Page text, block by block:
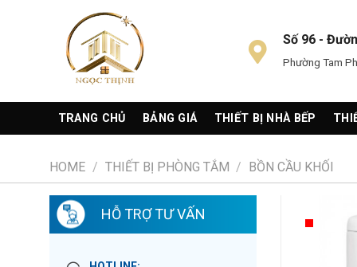
Số 96 -
Phường Tam
TRANG CHỦ BẢNG GIÁ THIẾT BỊ NHÀ BẾP
HOME / THIẾT BỊ PHÒNG TẮM / BỒN CẦU KHỐI
HỖ TRỢ TƯ VẤN